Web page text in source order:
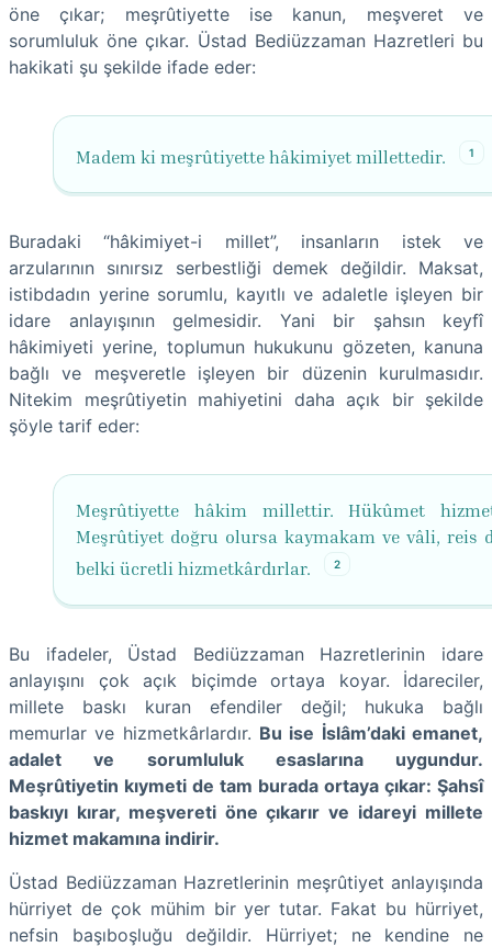
öne çıkar; meşrûtiyette ise kanun, meşveret ve
sorumluluk öne çıkar. Üstad Bediüzzaman Hazretleri bu
hakikati şu şekilde ifade eder:
Madem ki meşrûtiyette hâkimiyet millettedir. 1
Buradaki “hâkimiyet-i millet”, insanların istek ve
arzularının sınırsız serbestliği demek değildir. Maksat,
istibdadın yerine sorumlu, kayıtlı ve adaletle işleyen bir
idare anlayışının gelmesidir. Yani bir şahsın keyfî
hâkimiyeti yerine, toplumun hukukunu gözeten, kanuna
bağlı ve meşveretle işleyen bir düzenin kurulmasıdır.
Nitekim meşrûtiyetin mahiyetini daha açık bir şekilde
şöyle tarif eder:
Meşrûtiyette hâkim millettir. Hükûmet
Meşrûtiyet doğru olursa kaymakam ve vâli, reis
belki ücretli hizmetkârdırlar.
2
Bu ifadeler, Üstad Bediüzzaman Hazretlerinin idare
anlayışını çok açık biçimde ortaya koyar. İdareciler,
millete baskı kuran efendiler değil; hukuka bağlı
memurlar ve hizmetkârlardır. Bu ise İslâm’daki emanet,
adalet ve sorumluluk esaslarına uygundur.
Meşrûtiyetin kıymeti de tam burada ortaya çıkar: Şahsî
baskıyı kırar, meşvereti öne çıkarır ve idareyi millete
hizmet makamına indirir.
Üstad Bediüzzaman Hazretlerinin meşrûtiyet anlayışında
hürriyet de çok mühim bir yer tutar. Fakat bu hürriyet,
nefsin başıboşluğu değildir. Hürriyet; ne kendine ne